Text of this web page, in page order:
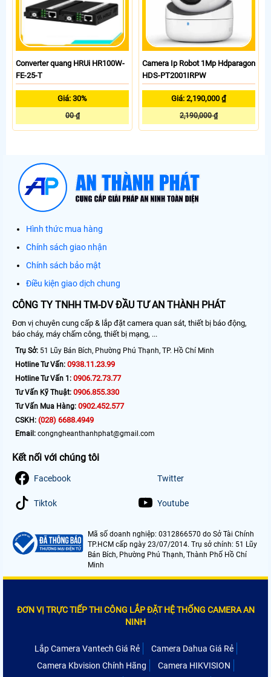
Converter quang HRUi HR100W-
FE-25-T
Giá: 30%
00 ₫
Camera Ip Robot 1Mp Hdparagon
HDS-PT2001IRPW
Giá: 2,190,000 ₫
2,190,000 ₫
Hình thức mua hàng
Chính sách giao nhận
Chính sách bảo mật
Điều kiện giao dịch chung
CÔNG TY TNHH TM-DV ĐẦU TƯ AN THÀNH PHÁT
Đơn vị chuyên cung cấp & lắp đặt camera quan sát, thiết bị báo động,
báo cháy, máy chấm công, thiết bị mạng, ...
Trụ Sở: 51 Lũy Bán Bích, Phường Phú Thạnh, TP. Hồ Chí Minh
Hotline Tư Vấn: 0938.11.23.99
Hotline Tư Vấn 1: 0906.72.73.77
Tư Vấn Kỹ Thuật: 0906.855.330
Tư Vấn Mua Hàng: 0902.452.577
CSKH: (028) 6688.4949
Email: congngheanthanhphat@gmail.com
Kết nối với chúng tôi
Facebook Twitter
Tiktok Youtube
Mã số doanh nghiệp: 0312866570 do Sở Tài Chính
TP.HCM cấp ngày 23/07/2014. Trụ sở chính: 51 Lũy
Bán Bích, Phường Phú Thạnh, Thành Phố Hồ Chí
Minh
ĐƠN VỊ TRỰC TIẾP THI CÔNG LẮP ĐẶT HỆ THỐNG CAMERA AN
NINH
Lắp Camera Vantech Giá Rẻ
Camera Dahua Giá Rẻ
Camera Kbvision Chính Hãng
Camera HIKVISION